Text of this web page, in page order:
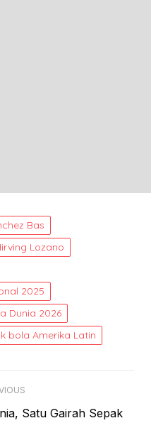
Bas
Lozano
2025
Dunia 2026
bola Amerika Latin
Satu Gairah Sepak